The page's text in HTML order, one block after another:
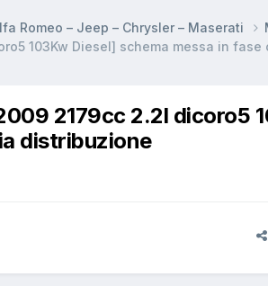
Romeo – Jeep – Chrysler – Maserati
103Kw Diesel] schema messa in
2179cc 2.2l dicoro5
distribuzione